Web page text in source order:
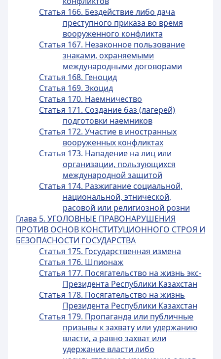
Статья 166. Бездействие либо дача
преступного приказа во время
вооруженного конфликта
Статья 167. Незаконное пользование
знаками, охраняемыми
международными договорами
Статья 168. Геноцид
Статья 169. Экоцид
Статья 170. Наемничество
Статья 171. Создание баз (лагерей)
подготовки наемников
Статья 172. Участие в иностранных
вооруженных конфликтах
Статья 173. Нападение на лиц или
организации, пользующихся
международной защитой
Статья 174. Разжигание социальной,
национальной, этнической,
расовой или религиозной розни
Глава 5. УГОЛОВНЫЕ ПРАВОНАРУШЕНИЯ
ПРОТИВ ОСНОВ КОНСТИТУЦИОННОГО СТРОЯ И
БЕЗОПАСНОСТИ ГОСУДАРСТВА
Статья 175. Государственная измена
Статья 176. Шпионаж
Статья 177. Посягательство на жизнь экс-
Президента Республики Казахстан
Статья 178. Посягательство на жизнь
Президента Республики Казахстан
Статья 179. Пропаганда или публичные
призывы к захвату или удержанию
власти, а равно захват или
удержание власти либо